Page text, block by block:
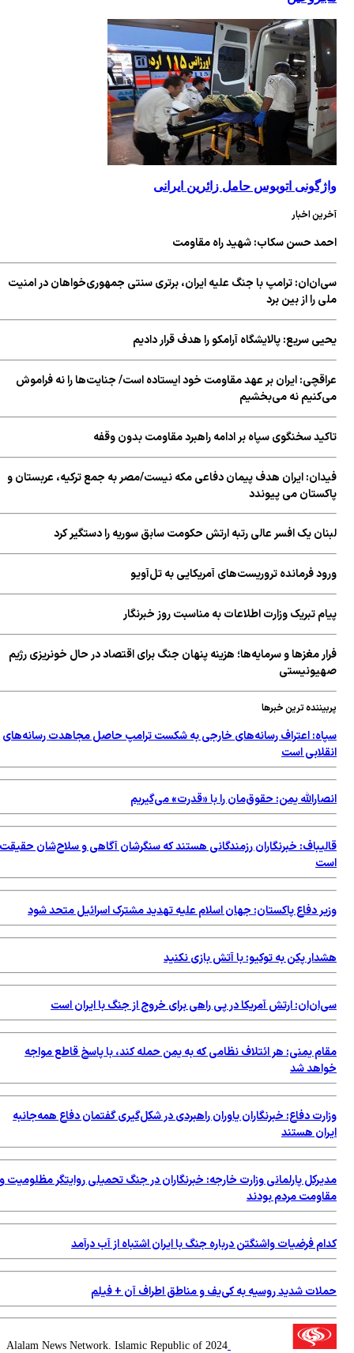
واژگونی اتوبوس حامل زائرین ایرانی
آخرین اخبار
احمد حسن سکاب: شهید راه مقاومت
سی‌ان‌ان: ترامپ با جنگ علیه ایران، برتری سنتی جمهوری‌خواهان در امنیت
ملی را از بین برد
یحیی سریع: پالایشگاه آرامکو را هدف قرار دادیم
عراقچی: ایران بر عهد مقاومت خود ایستاده است/ جنایت‌ها را نه فراموش
می‌کنیم نه می‌بخشیم
تاکید سخنگوی سپاه بر ادامه راهبرد مقاومت بدون وقفه
فیدان: ایران هدف پیمان دفاعی مکه نیست/مصر به جمع ترکیه، عربستان و
پاکستان می پیوندد
لبنان یک افسر عالی رتبه ارتش حکومت سابق سوریه را دستگیر کرد
ورود فرمانده تروریست‌های آمریکایی به تل‌آویو
پیام تبریک وزارت اطلاعات به مناسبت روز خبرنگار
فرار مغزها و سرمایه‌ها؛ هزینه پنهان جنگ برای اقتصاد در حال خونریزی رژیم
صهیونیستی
پربیننده ترین خبرها
سپاه: اعتراف رسانه‌های خارجی به شکست ترامپ حاصل مجاهدت رسانه‌های
انقلابی است
انصارالله یمن: حقوق‌مان را با «قدرت» می‌گیریم
قالیباف: خبرنگاران رزمندگانی هستند که سنگرشان آگاهی و سلاح‌شان حقیقت
است
وزیر دفاع پاکستان: جهان اسلام علیه تهدید مشترک اسرائیل متحد شود
هشدار پکن به توکیو: با آتش بازی نکنید
سی‌ان‌ان: ارتش آمریکا در پی راهی برای خروج از جنگ با ایران است
مقام یمنی: هر ائتلاف نظامی که به یمن حمله کند، با پاسخ قاطع مواجه
خواهد شد
وزارت دفاع: خبرنگاران یاوران راهبردی در شکل‌گیری گفتمان دفاع همه‌جانبه
ایران هستند
مدیرکل پارلمانی وزارت خارجه: خبرنگاران در جنگ تحمیلی روایتگر مظلومیت و
مقاومت مردم بودند
کدام فرضیات واشنگتن درباره جنگ با ایران اشتباه از آب درآمد
حملات شدید روسیه به کی‌یف و مناطق اطراف آن + فیلم
2024 Alalam News Network. Islamic Republic of